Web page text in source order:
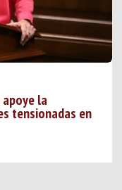
la
tensionadas en